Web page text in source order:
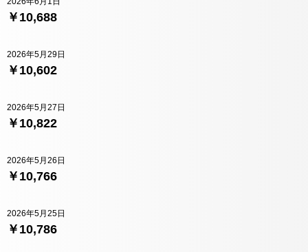
￥10,688
￥10,602
2026年5月29日
￥10,822
2026年5月27日
￥10,766
2026年5月26日
￥10,786
2026年5月25日